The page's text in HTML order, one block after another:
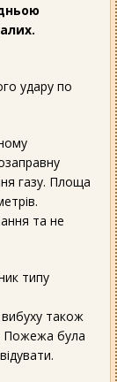
удару по
газу. Площа
та не
типу
вибуху також
Пожежа була